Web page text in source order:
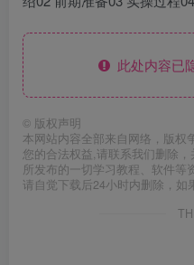
此处内容已
© 版权声明
本网站内容全部来自网络，版权
您的合法权益,请联系我们删除
所发布的一切学习教程、软件等
请自觉下载后24小时内删除，如